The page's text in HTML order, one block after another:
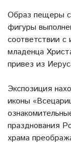
Образ пещеры
фигуры
соответствии
младенца
привез из
Экспозиция
иконы
празднования
храма